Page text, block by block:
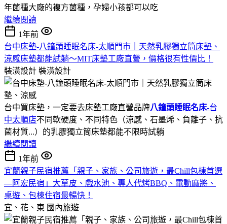
年菌種大廠的複方菌種，孕婦小孩都可以吃
繼續閱讀
1年前
台中床墊-八鐘頭睡眠名床-太順門市｜天然乳膠獨立筒床墊、
涼感床墊都能試躺～MIT床墊工廠直營，價格很有性價比！
裝潢設計 裝潢設計
台中買床墊，一定要去床墊工廠直營品牌八鐘頭睡眠名床-台
中太順店不同軟硬度、不同特色（涼感、石墨烯、負離子、抗
菌材質...）的乳膠獨立筒床墊都能不限時試躺
繼續閱讀
1年前
宜蘭親子民宿推薦「親子、家族、公司旅遊，最Chill包棟首選
—阿宏民宿」大草皮、戲水池、專人代烤BBQ、電動麻將、
桌遊、包棟住宿最暢快！
宜、花、東 國內旅遊